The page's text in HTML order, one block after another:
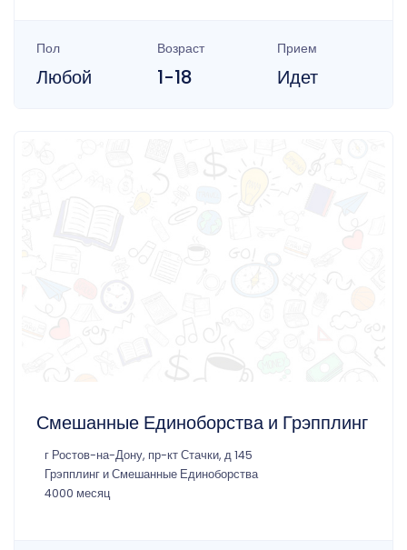
Пол
Любой
Возраст
1-18
Прием
Идет
Смешанные Единоборства и Грэпплинг
г Ростов-на-Дону, пр-кт Стачки, д 145
Грэпплинг и Смешанные Единоборства
4000 месяц